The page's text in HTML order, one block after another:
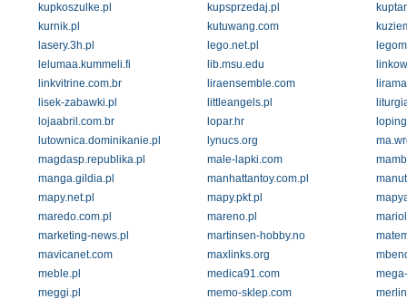
kupkoszulke.pl
kupsprzedaj.pl
kurnik.pl
kutuwang.com
lasery.3h.pl
lego.net.pl
lelumaa.kummeli.fi
lib.msu.edu
linkvitrine.com.br
liraensemble.com
lisek-zabawki.pl
littleangels.pl
lojaabril.com.br
lopar.hr
lutownica.dominikanie.pl
lynucs.org
magdasp.republika.pl
male-lapki.com
manga.gildia.pl
manhattantoy.com.pl
mapy.net.pl
mapy.pkt.pl
maredo.com.pl
mareno.pl
marketing-news.pl
martinsen-hobby.no
mavicanet.com
maxlinks.org
meble.pl
medica91.com
meggi.pl
memo-sklep.com